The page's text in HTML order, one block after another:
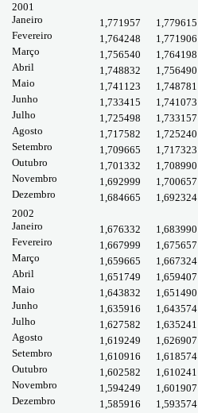
2001
Janeiro
1,771957 1,779615
Fevereiro
1,764248 1,771906
Março
1,756540 1,764198
Abril
1,748832 1,756490
Maio
1,741123 1,748781
Junho
1,733415 1,741073
Julho
1,725498 1,733157
Agosto
1,717582 1,725240
Setembro
1,709665 1,717323
Outubro
1,701332 1,708990
Novembro
1,692999 1,700657
Dezembro
1,684665 1,692324
2002
Janeiro
1,676332 1,683990
Fevereiro
1,667999 1,675657
Março
1,659665 1,667324
Abril
1,651749 1,659407
Maio
1,643832 1,651490
Junho
1,635916 1,643574
Julho
1,627582 1,635241
Agosto
1,619249 1,626907
Setembro
1,610916 1,618574
Outubro
1,602582 1,610241
Novembro
1,594249 1,601907
Dezembro
1,585916 1,593574